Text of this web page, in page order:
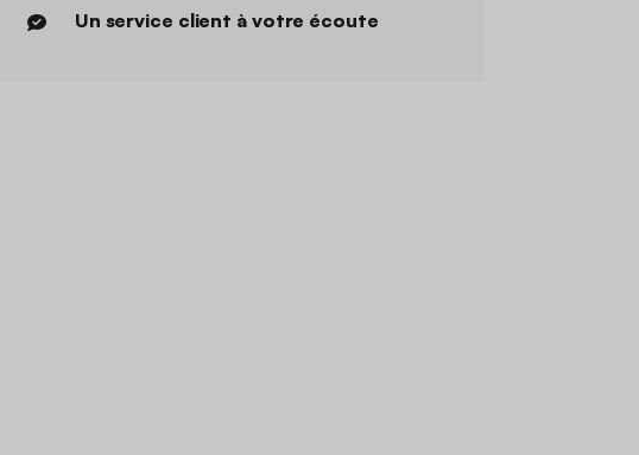
Un service client à votre écoute